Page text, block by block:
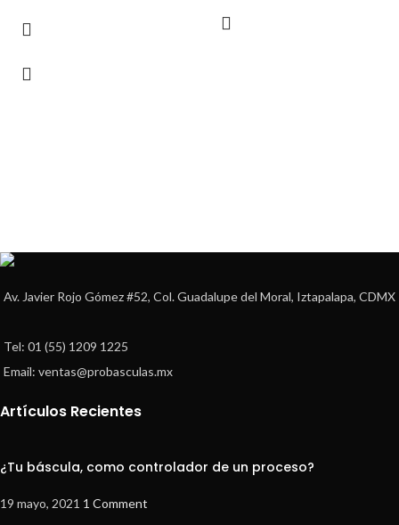
Av. Javier Rojo Gómez #52, Col. Guadalupe del Moral, Iztapalapa, CDMX
Tel: 01 (55) 1209 1225
Email: ventas@probasculas.mx
Artículos Recientes
¿Tu báscula, como controlador de un proceso?
19 mayo, 2021 1 Comment